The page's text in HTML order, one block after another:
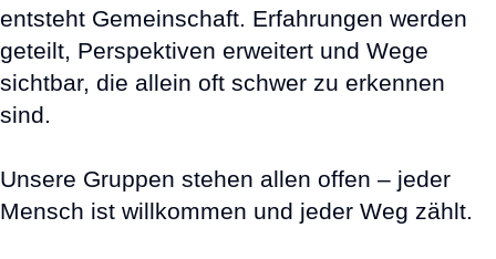
entsteht Gemeinschaft. Erfahrungen werden
geteilt, Perspektiven erweitert und Wege
sichtbar, die allein oft schwer zu erkennen
sind.
Unsere Gruppen stehen allen offen – jeder
Mensch ist willkommen und jeder Weg zählt.